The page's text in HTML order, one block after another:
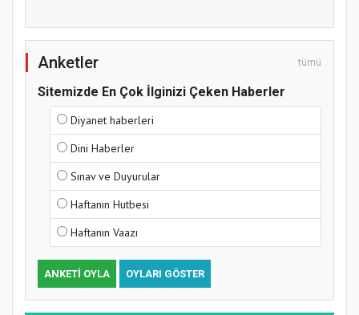
Anketler tümü
Sitemizde En Çok İlginizi Çeken Haberler
Diyanet haberleri
Dini Haberler
Sınav ve Duyurular
Haftanın Hutbesi
Haftanın Vaazı
ANKETI OYLA OYLARI GÖSTER